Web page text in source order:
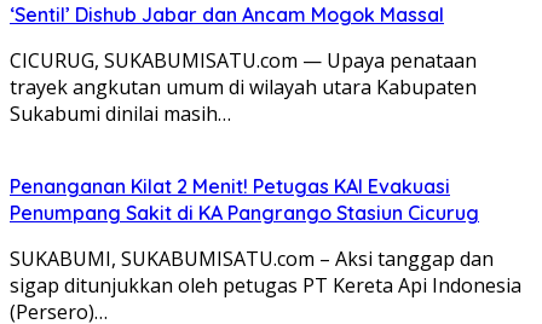
‘Sentil’ Dishub Jabar dan Ancam Mogok Massal
CICURUG, SUKABUMISATU.com — Upaya penataan
trayek angkutan umum di wilayah utara Kabupaten
Sukabumi dinilai masih…
Penanganan Kilat 2 Menit! Petugas KAI Evakuasi
Penumpang Sakit di KA Pangrango Stasiun Cicurug
SUKABUMI, SUKABUMISATU.com – Aksi tanggap dan
sigap ditunjukkan oleh petugas PT Kereta Api Indonesia
(Persero)…